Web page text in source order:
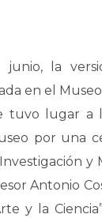
la
en el Museo
tuvo lugar a
por una
Antonio
y la